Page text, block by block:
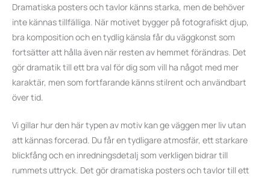
Dramatiska posters och tavlor känns starka, men de behöver
inte kännas tillfälliga. När motivet bygger på fotografiskt djup,
bra komposition och en tydlig känsla får du väggkonst som
fortsätter att hålla även när resten av hemmet förändras. Det
gör dramatik till ett bra val för dig som vill ha något med mer
karaktär, men som fortfarande känns stilrent och användbart
över tid.
Vi gillar hur den här typen av motiv kan ge väggen mer liv utan
att kännas forcerad. Du får en tydligare atmosfär, ett starkare
blickfång och en inredningsdetalj som verkligen bidrar till
rummets uttryck. Det gör dramatiska posters och tavlor till ett